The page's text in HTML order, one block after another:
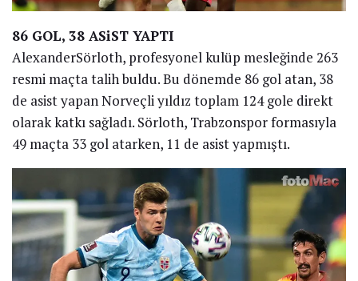
86 GOL, 38 ASiST YAPTI
AlexanderSörloth, profesyonel kulüp mesleğinde 263
resmi maçta talih buldu. Bu dönemde 86 gol atan, 38
de asist yapan Norveçli yıldız toplam 124 gole direkt
olarak katkı sağladı. Sörloth, Trabzonspor formasıyla
49 maçta 33 gol atarken, 11 de asist yapmıştı.